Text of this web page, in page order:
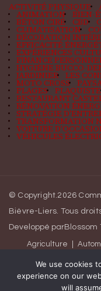
ACTIVITÉ PHYSIQUE
ANIMATION BIEN-
BÉTON CIRÉ CBD
CLIMATISATION
DÉCORATION
EFFICACITÉ
EXPÉRIENCES
FINANCE
HYGIÈNE BUCCO-
JARDINIER LES
MOTO CROSS
PLAGES PLAQUISTE
RESTAURANT
RÉNOVATION
STRATÉGIE
TRANSFORMATION
VOITURE
VÉHICULES
© Copyright.2026
Bièvre-Liers . Tous
Developpé parBlossom
Agriculture
Pratique
We use cookies
experience on our
will